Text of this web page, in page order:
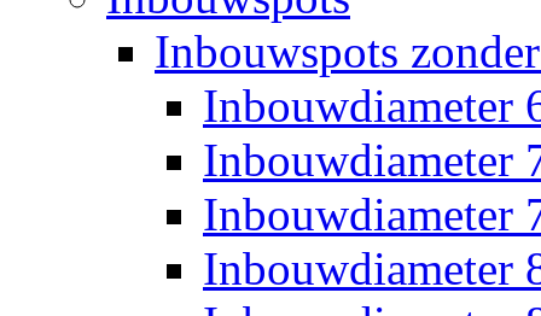
Inbouwspots
Inbouwdiameter
Inbouwdiameter
Inbouwdiameter
Inbouwdiameter